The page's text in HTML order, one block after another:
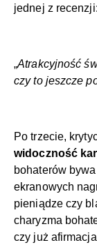
jednej z recenzji:
„Atrakcyjność
czy to jeszcze
Po trzecie,
widoczność
bohaterów
ekranowych
pieniądze czy
charyzma
czy już